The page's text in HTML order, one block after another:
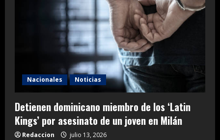
bicampeonato
de
«La
Batalla
de
Fieras»
Nacionales Noticias
Detienen dominicano miembro de los ‘Latin
Kings’ por asesinato de un joven en Milán
Redaccion julio 13, 2026